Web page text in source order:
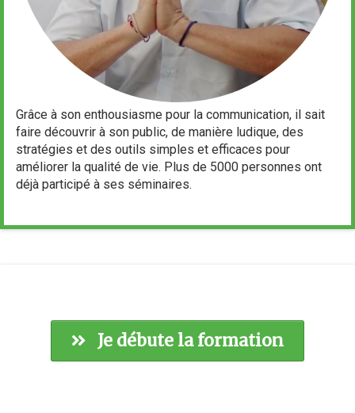
Grâce à son enthousiasme pour la communication, il sait
faire découvrir à son public, de manière ludique, des
stratégies et des outils simples et efficaces pour
améliorer la qualité de vie. Plus de 5000 personnes ont
déjà participé à ses séminaires.
Je débute la formation